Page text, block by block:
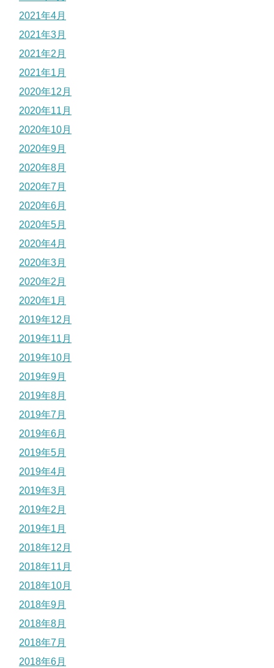
2021年4月
2021年3月
2021年2月
2021年1月
2020年12月
2020年11月
2020年10月
2020年9月
2020年8月
2020年7月
2020年6月
2020年5月
2020年4月
2020年3月
2020年2月
2020年1月
2019年12月
2019年11月
2019年10月
2019年9月
2019年8月
2019年7月
2019年6月
2019年5月
2019年4月
2019年3月
2019年2月
2019年1月
2018年12月
2018年11月
2018年10月
2018年9月
2018年8月
2018年7月
2018年6月